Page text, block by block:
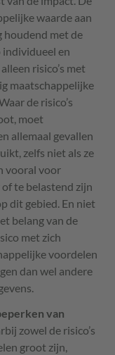
waarde aan
houdend met de
individueel en
risico’s met
maatschappelijke
de risico’s
moet
allemaal gevallen
zelfs niet als ze
vooral voor
te belastend zijn
dit gebied. En niet
belang van de
met zich
voordelen
dan wel andere
van
zowel de risico’s
groot zijn,